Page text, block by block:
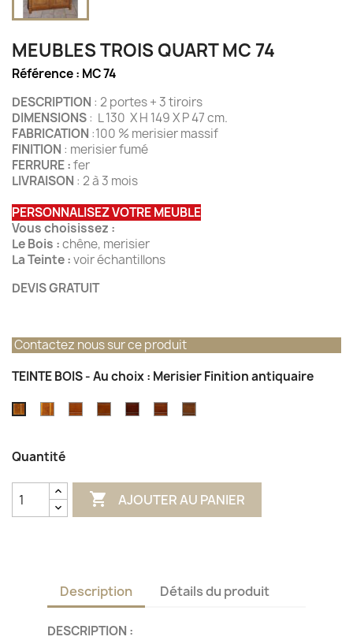
MEUBLES TROIS QUART MC 74
Référence : MC 74
DESCRIPTION : 2 portes + 3 tiroirs
DIMENSIONS: L 130 X H 149 X P 47 cm.
FABRICATION :100 % merisier massif
FINITION : merisier fumé
FERRURE :fer
LIVRAISON : 2 à 3 mois
PERSONNALISEZ VOTRE MEUBLE
Vous choisissez :
Le Bois :chêne, merisier
La Teinte :voir échantillons
DEVIS GRATUIT
Contactez nous sur ce produit
TEINTE BOIS - Au choix : Merisier Finition antiquaire
MerisierMerisierMerisierMerisierMerisierMerisierMerisier
Quantité
 AJOUTER AU PANIER
Description Détails du produit
DESCRIPTION :